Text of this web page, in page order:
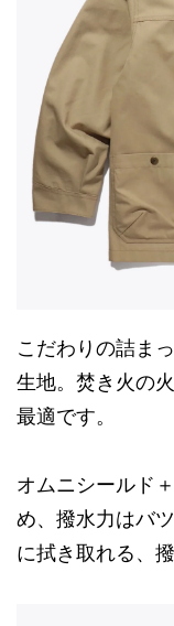
こだわりの詰ま
生地。焚き火の
最適です。
オムニシールド
め、撥水力はバ
に拭き取れる、